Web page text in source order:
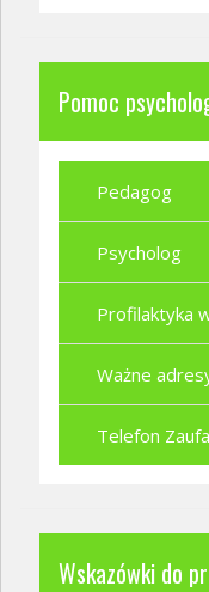
Pomoc
Pedagog
Psycholog
Profilaktyka
Ważne
Telefon
Wskazówki do